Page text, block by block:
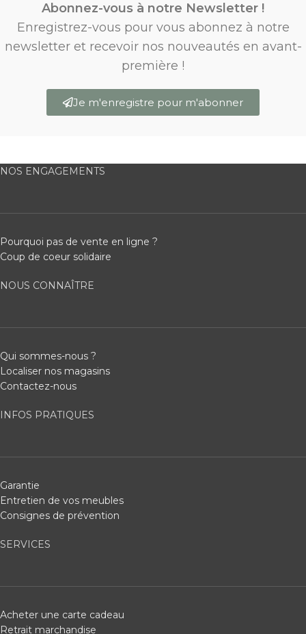
Abonnez-vous à notre Newsletter !
Enregistrez-vous pour vous abonnez à notre
newsletter et recevoir nos nouveautés en avant-
première !
Je m'enregistre pour m'abonner
NOS ENGAGEMENTS
Pourquoi pas de vente en ligne ?
Coup de coeur solidaire
NOUS CONNAÎTRE
Qui sommes-nous ?
Localiser nos magasins
Contactez-nous
INFOS PRATIQUES
Garantie
Entretien de vos meubles
Consignes de prévention
SERVICES
Acheter une carte cadeau
Retrait marchandise